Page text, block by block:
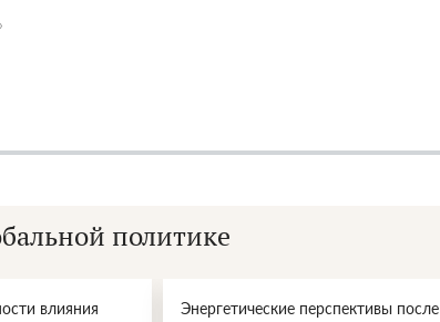
›
политике
влияния
Энергетические перспективы после